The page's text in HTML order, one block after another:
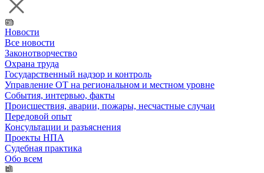
Новости
Все новости
Законотворчество
Охрана труда
Государственный надзор и контроль
Управление ОТ на региональном и местном уровне
События, интервью, факты
Происшествия, аварии, пожары, несчастные случаи
Передовой опыт
Консультации и разъяснения
Проекты НПА
Судебная практика
Обо всем